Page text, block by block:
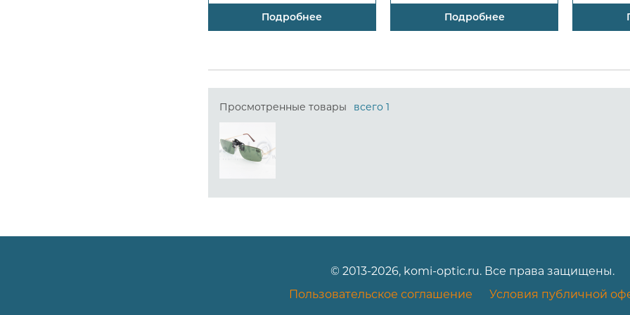
Подробнее Подробнее
Просмотренные товары всего 1
© 2013-2026, komi-optic.ru. Все права защищены.
Пользовательское соглашение
Условия публичной